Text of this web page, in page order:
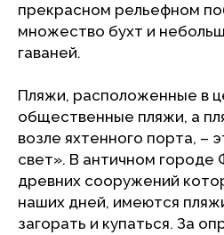
прекрасном рельефном
множество бухт и
гаваней.
Пляжи, расположенные в
общественные пляжи, а
возле яхтенного порта, –
свет». В античном городе
древних сооружений
наших дней, имеются
загорать и купаться. За